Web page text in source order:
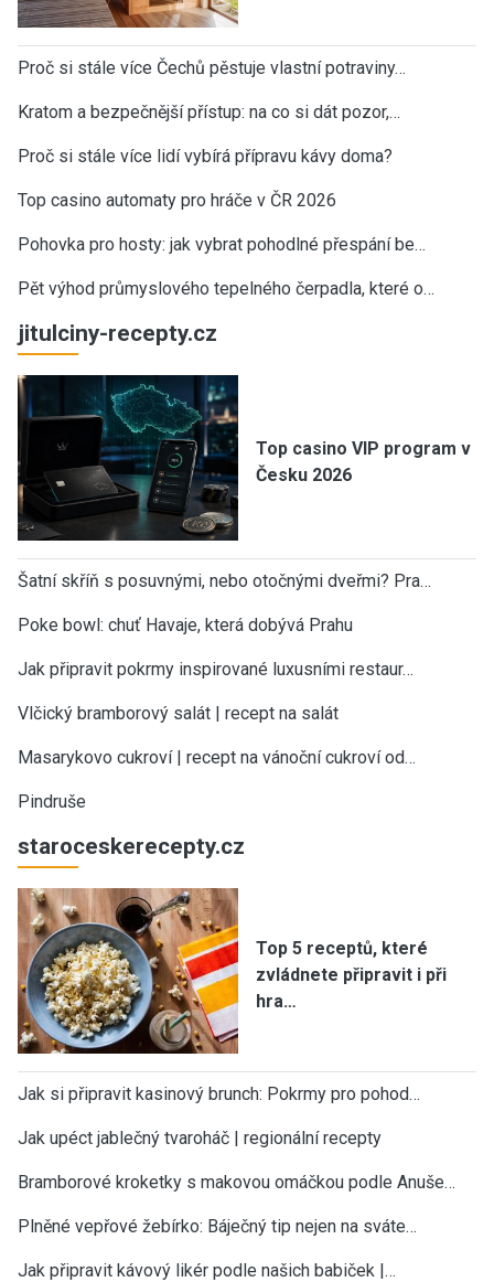
Proč si stále více Čechů pěstuje vlastní potraviny…
Kratom a bezpečnější přístup: na co si dát pozor,…
Proč si stále více lidí vybírá přípravu kávy doma?
Top casino automaty pro hráče v ČR 2026
Pohovka pro hosty: jak vybrat pohodlné přespání be…
Pět výhod průmyslového tepelného čerpadla, které o…
jitulciny-recepty.cz
Top casino VIP program v
Česku 2026
Šatní skříň s posuvnými, nebo otočnými dveřmi? Pra…
Poke bowl: chuť Havaje, která dobývá Prahu
Jak připravit pokrmy inspirované luxusními restaur…
Vlčický bramborový salát | recept na salát
Masarykovo cukroví | recept na vánoční cukroví od…
Pindruše
staroceskerecepty.cz
Top 5 receptů, které
zvládnete připravit i při
hra…
Jak si připravit kasinový brunch: Pokrmy pro pohod…
Jak upéct jablečný tvaroháč | regionální recepty
Bramborové kroketky s makovou omáčkou podle Anuše…
Plněné vepřové žebírko: Báječný tip nejen na sváte…
Jak připravit kávový likér podle našich babiček |…